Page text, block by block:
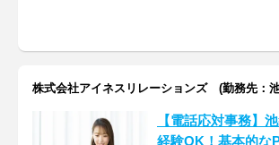
株式会社アイネスリレーションズ (勤務先：
【電話応対事務】
経験OK！基本的な